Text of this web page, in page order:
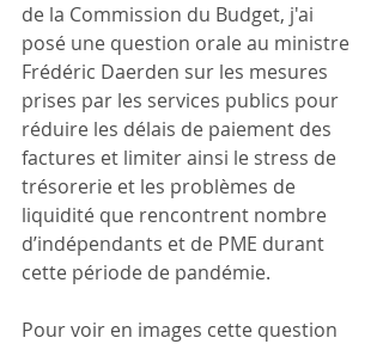
de la Commission du Budget, j'ai
posé une question orale au ministre
Frédéric Daerden sur les mesures
prises par les services publics pour
réduire les délais de paiement des
factures et limiter ainsi le stress de
trésorerie et les problèmes de
liquidité que rencontrent nombre
d’indépendants et de PME durant
cette période de pandémie.
Pour voir en images cette question